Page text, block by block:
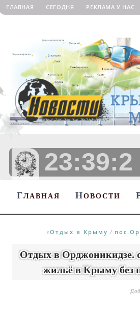
ГЛАВНАЯ СЕГОДНЯ РЕКЛАМА У НАС
23:39:2
ГЛАВНАЯ НОВОСТИ
«Отдых в Крыму /
Отдых в Орджоникидзе.
жильё в Крыму без